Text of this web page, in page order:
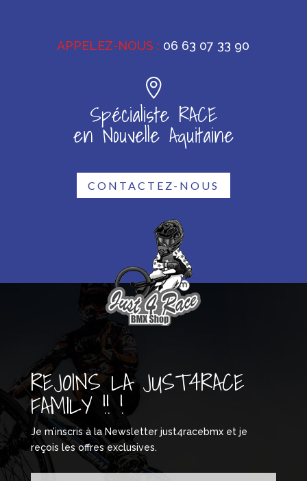
APPELEZ-NOUS : 06 63 07 33 90
Spécialiste RACE
en Nouvelle Aquitaine
CONTACTEZ-NOUS
REJOINS LA JUST4RACE
FAMILY !! !
Je m’inscris à la Newsletter just4racebmx et je
reçois les offres exclusives.